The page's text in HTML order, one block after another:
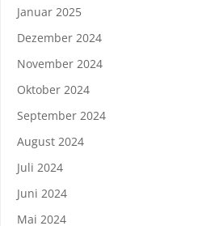
Januar 2025
Dezember 2024
November 2024
Oktober 2024
September 2024
August 2024
Juli 2024
Juni 2024
Mai 2024